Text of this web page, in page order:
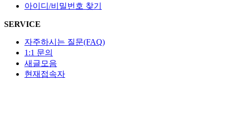
아이디/비밀번호 찾기
SERVICE
자주하시는 질문(FAQ)
1:1 문의
새글모음
현재접속자